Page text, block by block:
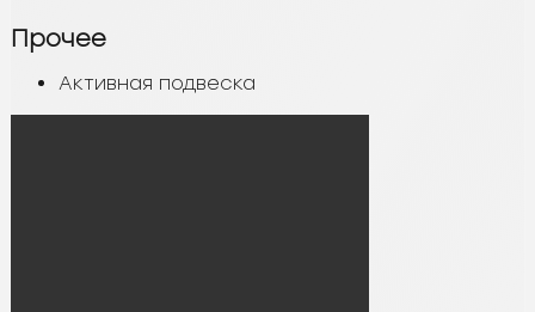
Прочее
Активная подвеска